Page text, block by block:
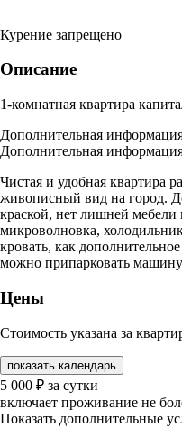
Курение запрещено
Описание
1-комнатная квартира
Дополнительная
Дополнительная
Чистая и удобная квартира
живописный вид на город.
краской, нет лишней
микроволновка,
кровать, как
можно припарковать
Цены
Стоимость указана за
показать календарь
5 000 ₽ за сутки
включает проживание не
Показать дополнительные